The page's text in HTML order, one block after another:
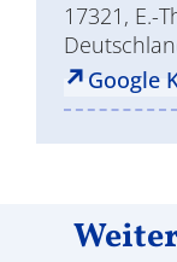
17321, E.-
Google